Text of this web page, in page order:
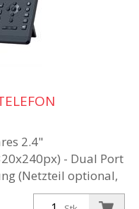
2.4"
- Dual Port
(Netzteil optional,